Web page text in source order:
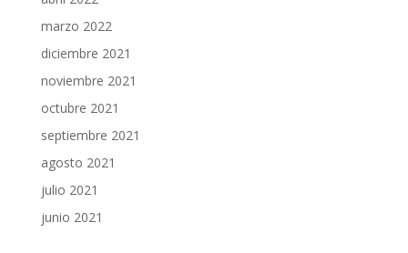
marzo 2022
diciembre 2021
noviembre 2021
octubre 2021
septiembre 2021
agosto 2021
julio 2021
junio 2021